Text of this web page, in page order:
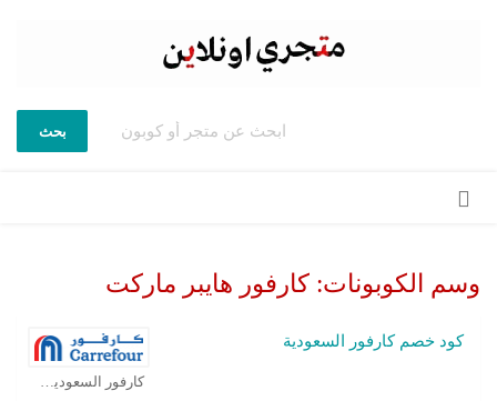
بحث
وسم الكوبونات: كارفور هايبر ماركت
كود خصم كارفور السعودية